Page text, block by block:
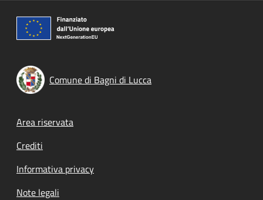
Comune di Bagni di Lucca
Footer menu
Area riservata
Crediti
Informativa privacy
Note legali